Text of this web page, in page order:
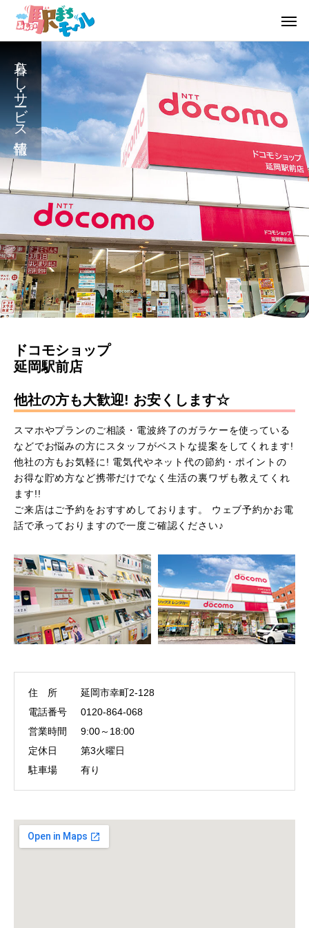
暮らし・サービス情報
ドコモショップ
延岡駅前店
他社の方も大歓迎! お安くします☆
スマホやプランのご相談・電波終了のガラケーを使っている
などでお悩みの方にスタッフがベストな提案をしてくれます!
他社の方もお気軽に! 電気代やネット代の節約・ポイントの
お得な貯め方など携帯だけでなく生活の裏ワザも教えてくれ
ます!!
ご来店はご予約をおすすめしております。 ウェブ予約かお電
話で承っておりますので一度ご確認ください♪
住 所
延岡市幸町2-128
電話番号
0120-864-068
営業時間
9:00～18:00
定休日
第3火曜日
駐車場
有り